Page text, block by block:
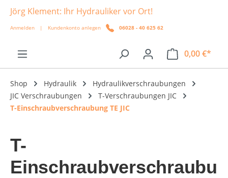
springen
Jörg Klement: Ihr Hydrauliker vor Ort!
Anmelden | Kundenkonto anlegen 06028 - 40 625 62
0,00 €*
Shop Hydraulik
Hydraulikverschraubungen
JIC Verschraubungen
T-Verschraubungen JIC
T-Einschraubverschraubung TE JIC
T-
Einschraubverschraubu